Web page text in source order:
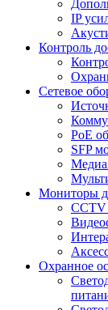
IP
Контроль
Сетевое
PoE
SFP
Мониторы
Охранное